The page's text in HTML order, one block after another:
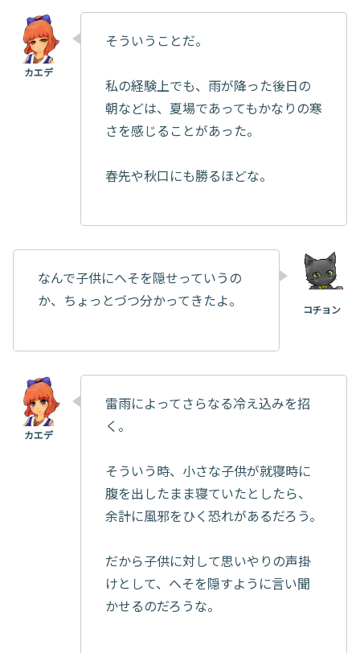
そういうことだ。
私の経験上でも、雨が降った後日の
朝などは、夏場であってもかなりの寒
さを感じることがあった。
春先や秋口にも勝るほどな。
なんで子供にへそを隠せっていうの
か、ちょっとづつ分かってきたよ。
雷雨によってさらなる冷え込みを招
く。
そういう時、小さな子供が就寝時に
腹を出したまま寝ていたとしたら、
余計に風邪をひく恐れがあるだろう。
だから子供に対して思いやりの声掛
けとして、へそを隠すように言い聞
かせるのだろうな。